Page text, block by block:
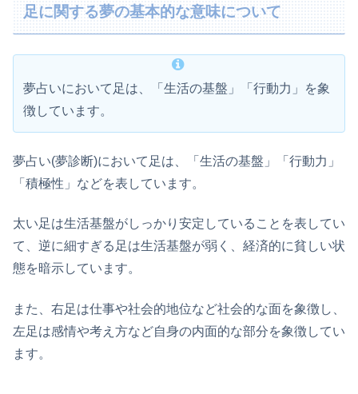
足に関する夢の基本的な意味について
夢占いにおいて足は、「生活の基盤」「行動力」を象
徴しています。
夢占い(夢診断)において足は、「生活の基盤」「行動力」
「積極性」などを表しています。
太い足は生活基盤がしっかり安定していることを表してい
て、逆に細すぎる足は生活基盤が弱く、経済的に貧しい状
態を暗示しています。
また、右足は仕事や社会的地位など社会的な面を象徴し、
左足は感情や考え方など自身の内面的な部分を象徴してい
ます。